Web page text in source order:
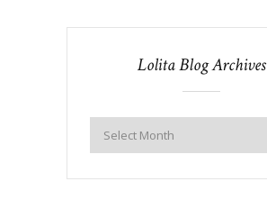
Lolita Blog Archives